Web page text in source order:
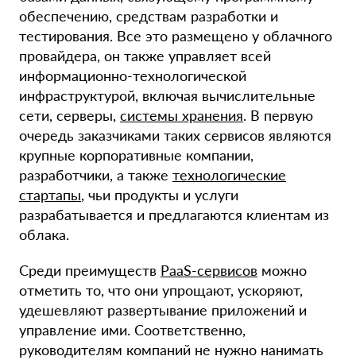
обеспечению, средствам разработки и
тестирования. Все это размещено у облачного
провайдера, он также управляет всей
информационно-технологической
инфраструктурой, включая вычислительные
сети, серверы, системы хранения. В первую
очередь заказчиками таких сервисов являются
крупные корпоративные компании,
разработчики, а также технологические
стартапы, чьи продукты и услуги
разрабатывается и предлагаются клиентам из
облака.
Среди преимуществ PaaS-сервисов можно
отметить то, что они упрощают, ускоряют,
удешевляют развертывание приложений и
управление ими. Соответственно,
руководителям компаний не нужно нанимать